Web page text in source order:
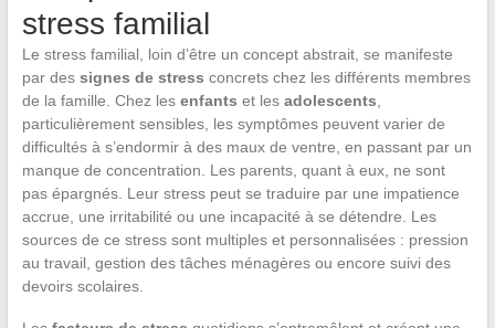
stress familial
Le stress familial, loin d’être un concept abstrait, se manifeste
par des signes de stress concrets chez les différents membres
de la famille. Chez les enfants et les adolescents
particulièrement sensibles, les symptômes peuvent varier de
difficultés à s’endormir à des maux de ventre, en passant par un
manque de concentration. Les parents, quant à eux, ne sont
pas épargnés. Leur stress peut se traduire par une impatience
accrue, une irritabilité ou une incapacité à se détendre. Les
sources de ce stress sont multiples et personnalisées : pression
au travail, gestion des tâches ménagères ou encore suivi des
devoirs scolaires.